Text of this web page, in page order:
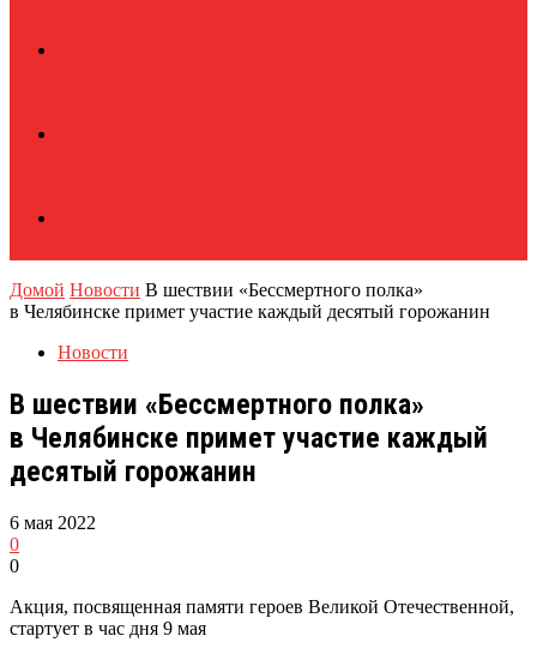
Домой Новости В шествии «Бессмертного полка»
в Челябинске примет участие каждый десятый горожанин
Новости
В шествии «Бессмертного полка»
в Челябинске примет участие каждый
десятый горожанин
6 мая 2022
0
0
Акция, посвященная памяти героев Великой Отечественной,
стартует в час дня 9 мая